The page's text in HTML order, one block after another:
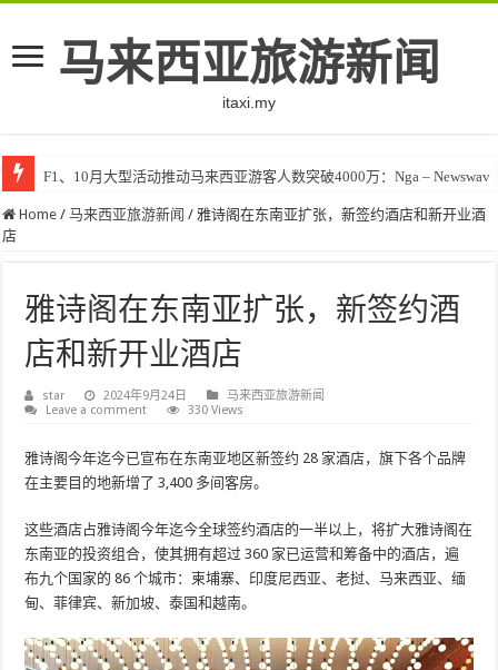
马来西亚旅游新闻
itaxi.my
F1、10月大型活动推动马来西亚游客人数突破4000万：Nga – Newswav
Home / 马来西亚旅游新闻 / 雅诗阁在东南亚扩张，新签约酒店和新开业酒
店
雅诗阁在东南亚扩张，新签约酒
店和新开业酒店
star 2024年9月24日
马来西亚旅游新闻
Leave a comment
330 Views
雅诗阁今年迄今已宣布在东南亚地区新签约 28 家酒店，旗下各个品牌
在主要目的地新增了 3,400 多间客房。
这些酒店占雅诗阁今年迄今全球签约酒店的一半以上，将扩大雅诗阁在
东南亚的投资组合，使其拥有超过 360 家已运营和筹备中的酒店，遍
布九个国家的 86 个城市：柬埔寨、印度尼西亚、老挝、马来西亚、缅
甸、菲律宾、新加坡、泰国和越南。